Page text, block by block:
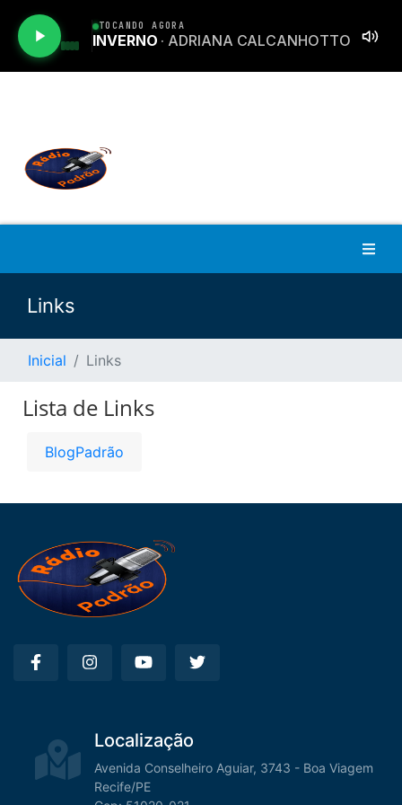
Links
Inicial Links
Lista de Links
BlogPadrão
Localização
Avenida Conselheiro Aguiar, 3743 - Boa Viagem
Recife/PE